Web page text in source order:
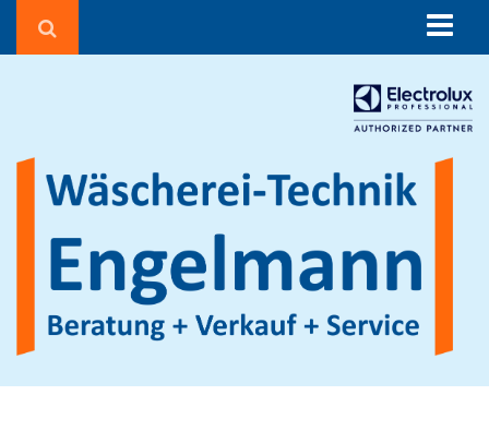
Wäschereien und Textilreinigungen
Gebäudereiniger
Hotels & Pensionen
Sportvereine